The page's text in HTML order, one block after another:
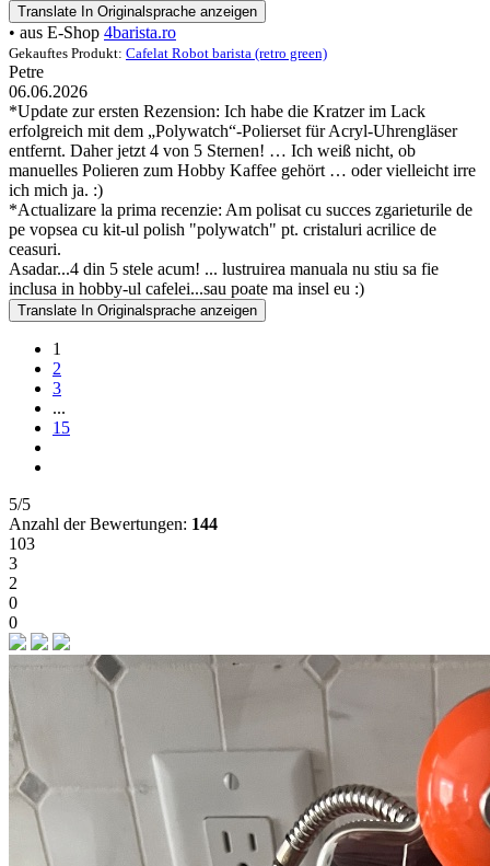
Translate In Originalsprache anzeigen
• aus E-Shop 4barista.ro
Gekauftes Produkt: Cafelat Robot barista (retro green)
Petre
06.06.2026
*Update zur ersten Rezension: Ich habe die Kratzer im Lack
erfolgreich mit dem „Polywatch“-Polierset für Acryl-Uhrengläser
entfernt. Daher jetzt 4 von 5 Sternen! … Ich weiß nicht, ob
manuelles Polieren zum Hobby Kaffee gehört … oder vielleicht irre
ich mich ja. :)
*Actualizare la prima recenzie: Am polisat cu succes zgarieturile de
pe vopsea cu kit-ul polish "polywatch" pt. cristaluri acrilice de
ceasuri.
Asadar...4 din 5 stele acum! ... lustruirea manuala nu stiu sa fie
inclusa in hobby-ul cafelei...sau poate ma insel eu :)
Translate In Originalsprache anzeigen
1
2
3
...
15
5/5
Anzahl der Bewertungen: 144
103
3
2
0
0